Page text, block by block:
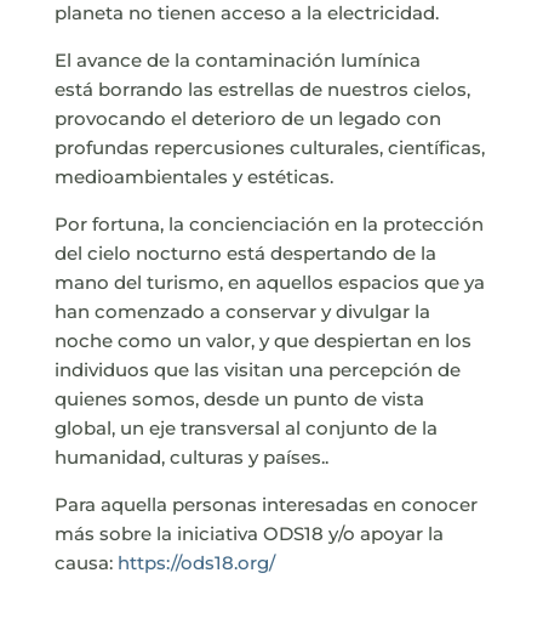
planeta no tienen acceso a la electricidad.
El avance de la contaminación lumínica
está borrando las estrellas de nuestros cielos,
provocando el deterioro de un legado con
profundas repercusiones culturales, científicas,
medioambientales y estéticas.
Por fortuna, la concienciación en la protección
del cielo nocturno está despertando de la
mano del turismo, en aquellos espacios que ya
han comenzado a conservar y divulgar la
noche como un valor, y que despiertan en los
individuos que las visitan una percepción de
quienes somos, desde un punto de vista
global, un eje transversal al conjunto de la
humanidad, culturas y países..
Para aquella personas interesadas en conocer
más sobre la iniciativa ODS18 y/o apoyar la
causa: https://ods18.org/